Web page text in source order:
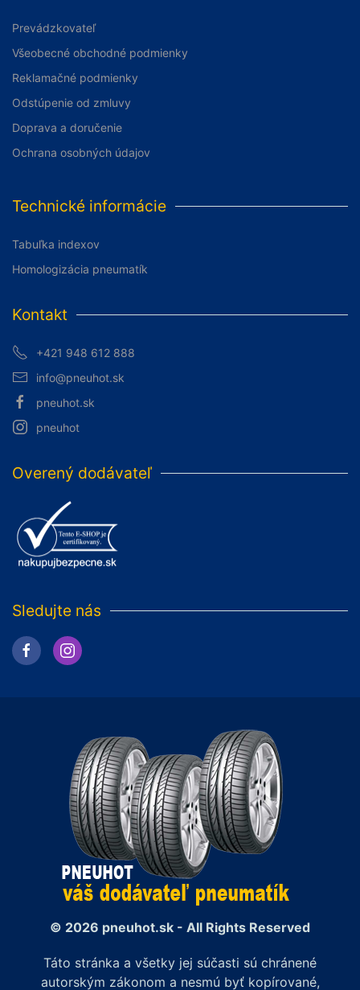
Prevádzkovateľ
Všeobecné obchodné podmienky
Reklamačné podmienky
Odstúpenie od zmluvy
Doprava a doručenie
Ochrana osobných údajov
Technické informácie
Tabuľka indexov
Homologizácia pneumatík
Kontakt
+421 948 612 888
info@pneuhot.sk
pneuhot.sk
pneuhot
Overený dodávateľ
Sledujte nás
© 2026 pneuhot.sk - All Rights Reserved
Táto stránka a všetky jej súčasti sú chránené
autorským zákonom a nesmú byť kopírované,